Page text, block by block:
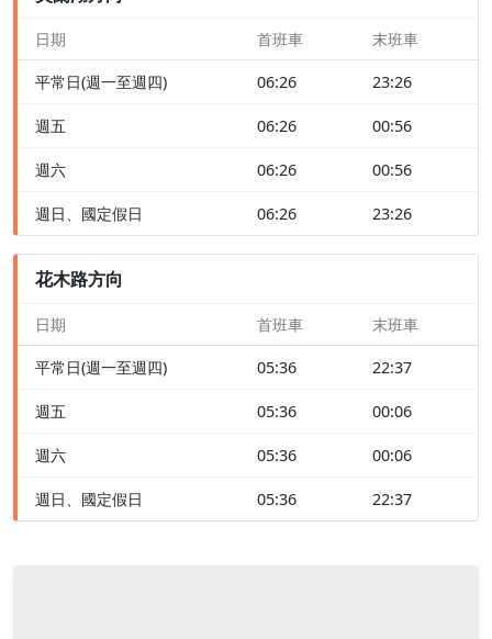
日期 首班車 末班車
平常日(週一至週四) 06:26 23:26
週五 06:26 00:56
週六 06:26 00:56
週日、國定假日 06:26 23:26
花木路方向
日期 首班車 末班車
平常日(週一至週四) 05:36 22:37
週五 05:36 00:06
週六 05:36 00:06
週日、國定假日 05:36 22:37